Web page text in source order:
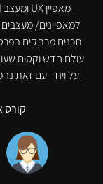
למאפיינים/
תכנים מרתקים
עולם חדש וקסום
על ויחד עם זאת
קורס